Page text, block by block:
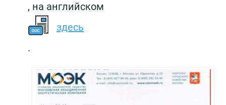
, на английском
здесь
.